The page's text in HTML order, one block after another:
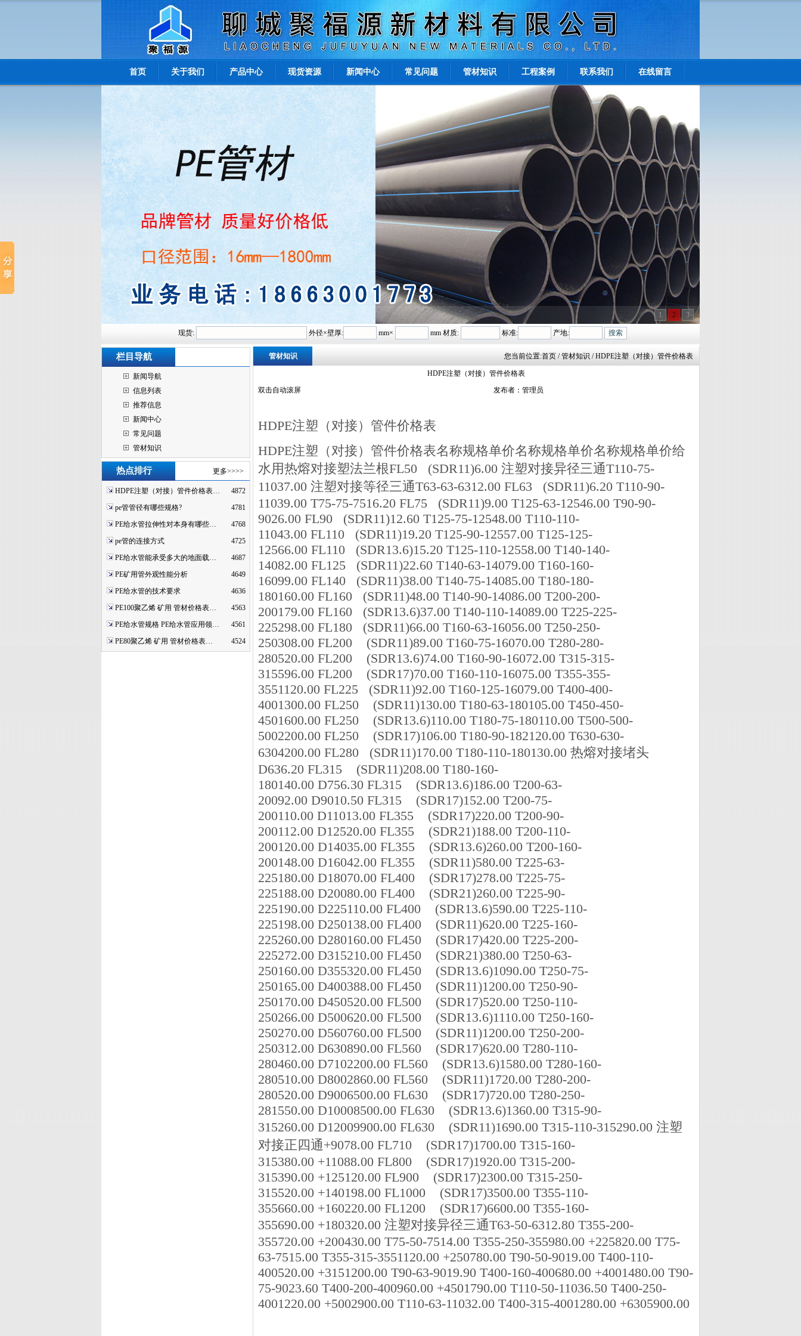
首页 关于我们 产品中心 现货资源 新闻中心 常见问题 管材知识 工程案例 联系我们 在线留言
1 2 3
现货: 外径×壁厚: mm× mm 材质: 标准: 产地:
栏目导航
新闻导航
信息列表
推荐信息
新闻中心
常见问题
管材知识
热点排行 更多>>>>
HDPE注塑（对接）管件价格表…
4872
pe管管径有哪些规格?
4781
PE给水管拉伸性对本身有哪些…
4768
pe管的连接方式
4725
PE给水管能承受多大的地面载…
4687
PE矿用管外观性能分析
4649
PE给水管的技术要求
4636
PE100聚乙烯 矿用 管材价格表…
4563
PE给水管规格 PE给水管应用领…
4561
PE80聚乙烯 矿用 管材价格表…
4524
管材知识 您当前位置:首页 / 管材知识 / HDPE注塑（对接）管件价格表
HDPE注塑（对接）管件价格表
双击自动滚屏
发布者：管理员
HDPE注塑（对接）管件价格表
HDPE注塑（对接）管件价格表名称规格单价名称规格单价名称规格单价给
水用热熔对接塑法兰根FL50 (SDR11)6.00 注塑对接异径三通T110-75-
11037.00 注塑对接等径三通T63-63-6312.00 FL63 (SDR11)6.20 T110-90-
11039.00 T75-75-7516.20 FL75 (SDR11)9.00 T125-63-12546.00 T90-90-
9026.00 FL90 (SDR11)12.60 T125-75-12548.00 T110-110-
11043.00 FL110 (SDR11)19.20 T125-90-12557.00 T125-125-
12566.00 FL110 (SDR13.6)15.20 T125-110-12558.00 T140-140-
14082.00 FL125 (SDR11)22.60 T140-63-14079.00 T160-160-
16099.00 FL140 (SDR11)38.00 T140-75-14085.00 T180-180-
180160.00 FL160 (SDR11)48.00 T140-90-14086.00 T200-200-
200179.00 FL160 (SDR13.6)37.00 T140-110-14089.00 T225-225-
225298.00 FL180 (SDR11)66.00 T160-63-16056.00 T250-250-
250308.00 FL200 (SDR11)89.00 T160-75-16070.00 T280-280-
280520.00 FL200 (SDR13.6)74.00 T160-90-16072.00 T315-315-
315596.00 FL200 (SDR17)70.00 T160-110-16075.00 T355-355-
3551120.00 FL225 (SDR11)92.00 T160-125-16079.00 T400-400-
4001300.00 FL250 (SDR11)130.00 T180-63-180105.00 T450-450-
4501600.00 FL250 (SDR13.6)110.00 T180-75-180110.00 T500-500-
5002200.00 FL250 (SDR17)106.00 T180-90-182120.00 T630-630-
6304200.00 FL280 (SDR11)170.00 T180-110-180130.00 热熔对接堵头
D636.20 FL315 (SDR11)208.00 T180-160-
180140.00 D756.30 FL315 (SDR13.6)186.00 T200-63-
20092.00 D9010.50 FL315 (SDR17)152.00 T200-75-
200110.00 D11013.00 FL355 (SDR17)220.00 T200-90-
200112.00 D12520.00 FL355 (SDR21)188.00 T200-110-
200120.00 D14035.00 FL355 (SDR13.6)260.00 T200-160-
200148.00 D16042.00 FL355 (SDR11)580.00 T225-63-
225180.00 D18070.00 FL400 (SDR17)278.00 T225-75-
225188.00 D20080.00 FL400 (SDR21)260.00 T225-90-
225190.00 D225110.00 FL400 (SDR13.6)590.00 T225-110-
225198.00 D250138.00 FL400 (SDR11)620.00 T225-160-
225260.00 D280160.00 FL450 (SDR17)420.00 T225-200-
225272.00 D315210.00 FL450 (SDR21)380.00 T250-63-
250160.00 D355320.00 FL450 (SDR13.6)1090.00 T250-75-
250165.00 D400388.00 FL450 (SDR11)1200.00 T250-90-
250170.00 D450520.00 FL500 (SDR17)520.00 T250-110-
250266.00 D500620.00 FL500 (SDR13.6)1110.00 T250-160-
250270.00 D560760.00 FL500 (SDR11)1200.00 T250-200-
250312.00 D630890.00 FL560 (SDR17)620.00 T280-110-
280460.00 D7102200.00 FL560 (SDR13.6)1580.00 T280-160-
280510.00 D8002860.00 FL560 (SDR11)1720.00 T280-200-
280520.00 D9006500.00 FL630 (SDR17)720.00 T280-250-
281550.00 D10008500.00 FL630 (SDR13.6)1360.00 T315-90-
315260.00 D12009900.00 FL630 (SDR11)1690.00 T315-110-315290.00 注塑
对接正四通+9078.00 FL710 (SDR17)1700.00 T315-160-
315380.00 +11088.00 FL800 (SDR17)1920.00 T315-200-
315390.00 +125120.00 FL900 (SDR17)2300.00 T315-250-
315520.00 +140198.00 FL1000 (SDR17)3500.00 T355-110-
355660.00 +160220.00 FL1200 (SDR17)6600.00 T355-160-
355690.00 +180320.00 注塑对接异径三通T63-50-6312.80 T355-200-
355720.00 +200430.00 T75-50-7514.00 T355-250-355980.00 +225820.00 T75-
63-7515.00 T355-315-3551120.00 +250780.00 T90-50-9019.00 T400-110-
400520.00 +3151200.00 T90-63-9019.90 T400-160-400680.00 +4001480.00 T90-
75-9023.60 T400-200-400960.00 +4501790.00 T110-50-11036.50 T400-250-
4001220.00 +5002900.00 T110-63-11032.00 T400-315-4001280.00 +6305900.00